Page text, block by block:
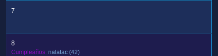
7
8
Cumpleaños: nalatac (42)